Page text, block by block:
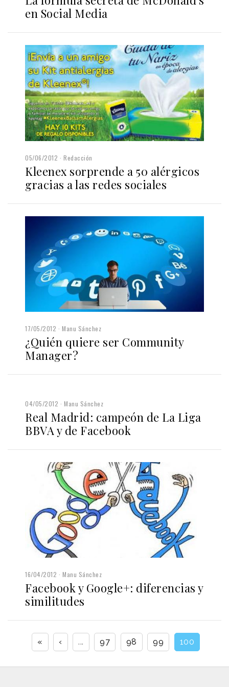
en Social Media
05/06/2012 Redacción
Kleenex sorprende a 50 alérgicos
gracias a las redes sociales
17/05/2012 Manu Sánchez
¿Quién quiere ser Community
Manager?
04/05/2012 Manu Sánchez
Real Madrid: campeón de La Liga
BBVA y de Facebook
16/04/2012 Manu Sánchez
Facebook y Google+: diferencias y
similitudes
« ‹ ... 97 98 99 100